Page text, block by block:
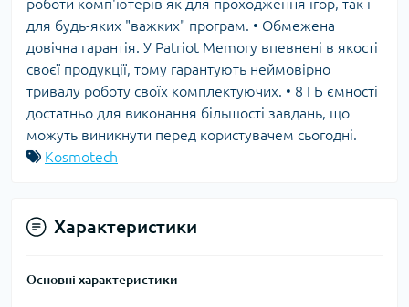
роботи комп'ютерів як для проходження ігор, так і
для будь-яких "важких" програм. • Обмежена
довічна гарантія. У Patriot Memory впевнені в якості
своєї продукції, тому гарантують неймовірно
тривалу роботу своїх комплектуючих. • 8 ГБ ємності
достатньо для виконання більшості завдань, що
можуть виникнути перед користувачем сьогодні.
Kosmotech
Характеристики
Основні характеристики